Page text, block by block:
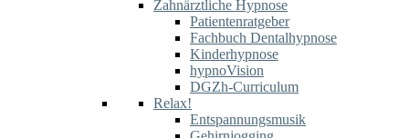
Zahnärztliche Hypnose
Patientenratgeber
Fachbuch Dentalhypnose
Kinderhypnose
hypnoVision
DGZh-Curriculum
Relax!
Entspannungsmusik